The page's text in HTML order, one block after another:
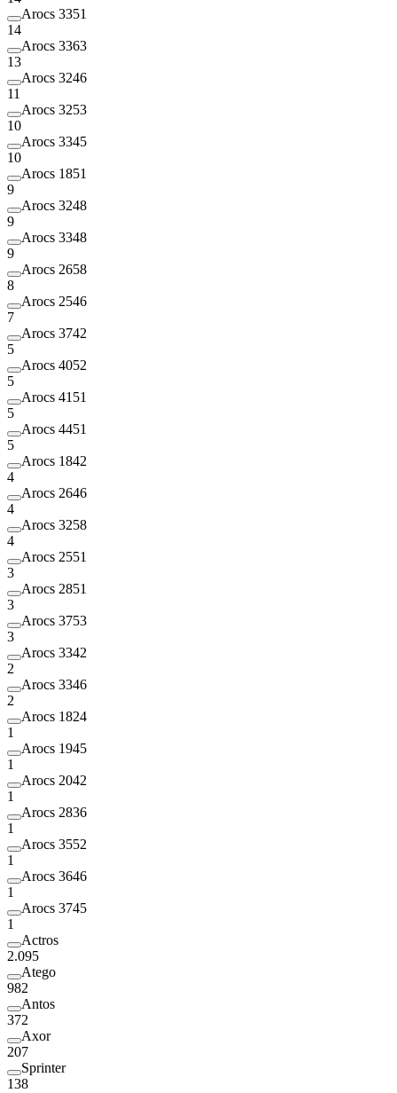
Arocs 3351
14
Arocs 3363
13
Arocs 3246
11
Arocs 3253
10
Arocs 3345
10
Arocs 1851
9
Arocs 3248
9
Arocs 3348
9
Arocs 2658
8
Arocs 2546
7
Arocs 3742
5
Arocs 4052
5
Arocs 4151
5
Arocs 4451
5
Arocs 1842
4
Arocs 2646
4
Arocs 3258
4
Arocs 2551
3
Arocs 2851
3
Arocs 3753
3
Arocs 3342
2
Arocs 3346
2
Arocs 1824
1
Arocs 1945
1
Arocs 2042
1
Arocs 2836
1
Arocs 3552
1
Arocs 3646
1
Arocs 3745
1
Actros
2.095
Atego
982
Antos
372
Axor
207
Sprinter
138